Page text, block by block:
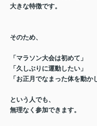
大きな特徴です。
そのため、
「マラソン大会は初めて」
「久しぶりに運動したい」
「お正月でなまった体を動か
という人でも、
無理なく参加できます。